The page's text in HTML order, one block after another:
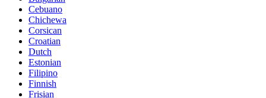
Cebuano
Chichewa
Corsican
Croatian
Dutch
Estonian
Filipino
Finnish
Frisian